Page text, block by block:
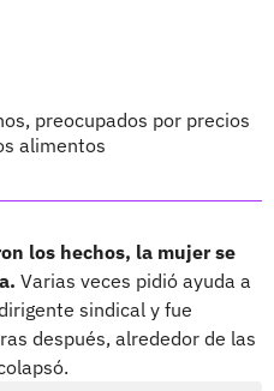
preocupados por precios
alimentos
los hechos, la mujer se
Varias veces pidió ayuda a
sindical y fue
después, alrededor de las